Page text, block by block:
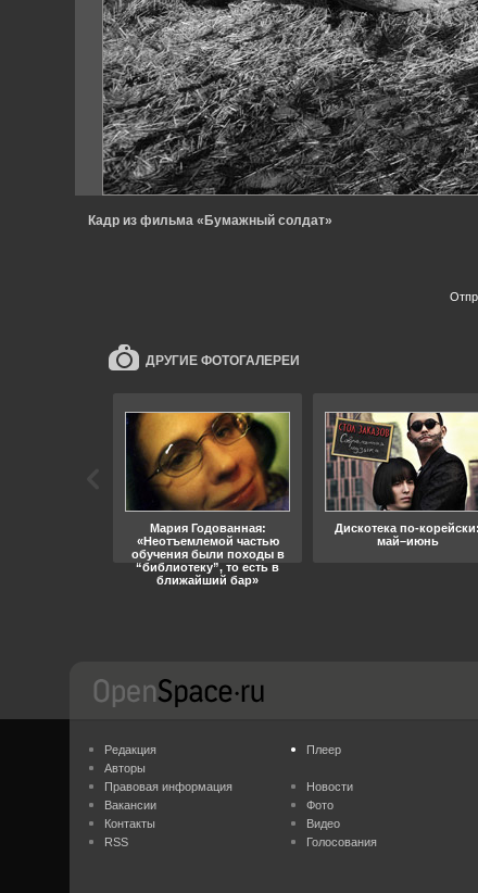
Кадр из фильма «Бумажный солдат»
ДРУГИЕ ФОТОГАЛЕРЕИ
Мария Годованная:
«Неотъемлемой частью
обучения были походы в
“библиотеку”, то есть в
ближайший бар»
Дискотека по-корейски:
май–июнь
Редакция
Авторы
Правовая информация
Вакансии
Контакты
RSS
Плеер
Новости
Фото
Видео
Голосования